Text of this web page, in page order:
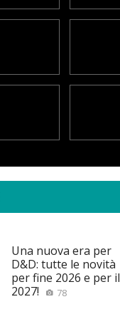
Una nuova era per
D&D: tutte le novità
per fine 2026 e per il
2027!
78